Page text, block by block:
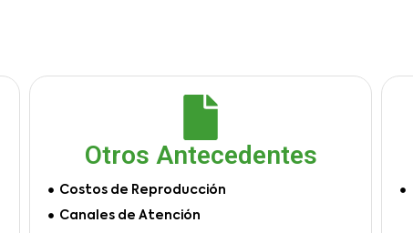
Otros Antecedentes
Costos de Reproducción
Canales de Atención